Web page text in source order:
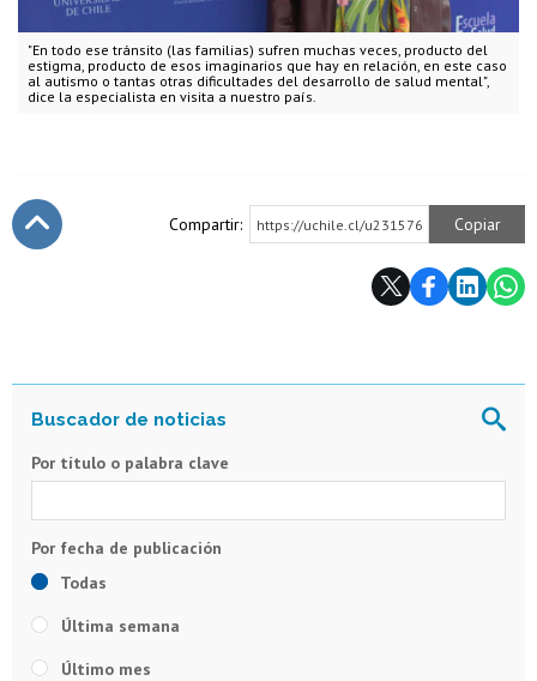
"En todo ese tránsito (las familias) sufren muchas veces, producto del
estigma, producto de esos imaginarios que hay en relación, en este caso
al autismo o tantas otras dificultades del desarrollo de salud mental",
dice la especialista en visita a nuestro país.
Compartir: https://uchile.cl/u231576 Copiar
Por título o palabra clave
Todas
Última semana
Último mes